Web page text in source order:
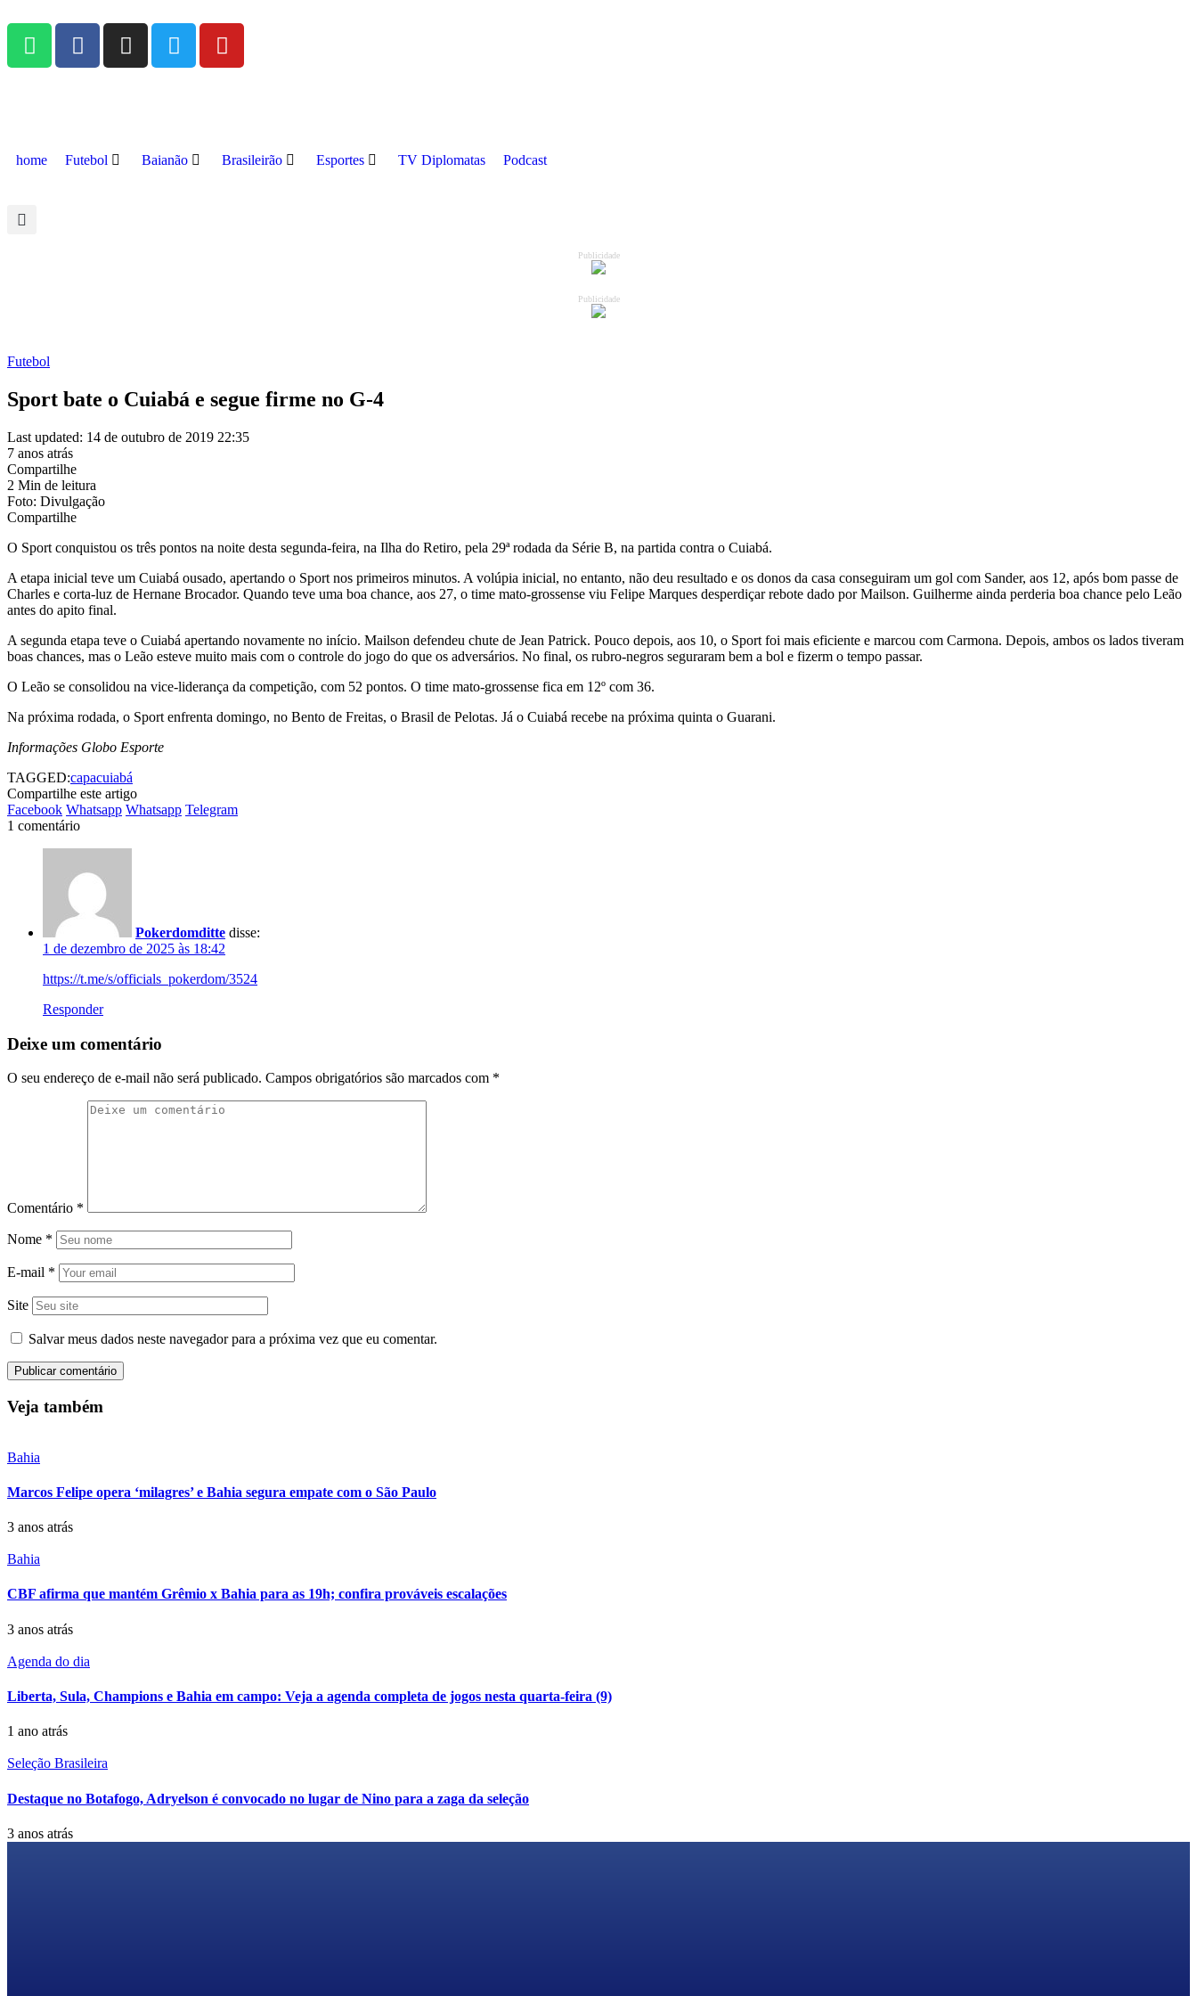
home Futebol Baianão Brasileirão Esportes TV Diplomatas Podcast
Publicidade
Publicidade
Futebol
Sport bate o Cuiabá e segue firme no G-4
Last updated: 14 de outubro de 2019 22:35
7 anos atrás
Compartilhe
2 Min de leitura
Foto: Divulgação
Compartilhe
O Sport conquistou os três pontos na noite desta segunda-feira, na Ilha do Retiro, pela 29ª rodada da Série B, na partida contra o Cuiabá.
A etapa inicial teve um Cuiabá ousado, apertando o Sport nos primeiros minutos. A volúpia inicial, no entanto, não deu resultado e os donos da casa conseguiram um gol com Sander, aos 12, após bom passe de
Charles e corta-luz de Hernane Brocador. Quando teve uma boa chance, aos 27, o time mato-grossense viu Felipe Marques desperdiçar rebote dado por Mailson. Guilherme ainda perderia boa chance pelo Leão
antes do apito final.
A segunda etapa teve o Cuiabá apertando novamente no início. Mailson defendeu chute de Jean Patrick. Pouco depois, aos 10, o Sport foi mais eficiente e marcou com Carmona. Depois, ambos os lados tiveram
boas chances, mas o Leão esteve muito mais com o controle do jogo do que os adversários. No final, os rubro-negros seguraram bem a bol e fizerm o tempo passar.
O Leão se consolidou na vice-liderança da competição, com 52 pontos. O time mato-grossense fica em 12º com 36.
Na próxima rodada, o Sport enfrenta domingo, no Bento de Freitas, o Brasil de Pelotas. Já o Cuiabá recebe na próxima quinta o Guarani.
Informações Globo Esporte
TAGGED:capacuiabá
Compartilhe este artigo
Facebook Whatsapp Whatsapp Telegram
1 comentário
Pokerdomditte disse:
1 de dezembro de 2025 às 18:42
https://t.me/s/officials_pokerdom/3524
Responder
Deixe um comentário
O seu endereço de e-mail não será publicado. Campos obrigatórios são marcados com *
Comentário *
Nome *
E-mail *
Site
Salvar meus dados neste navegador para a próxima vez que eu comentar.
Veja também
Bahia
Marcos Felipe opera ‘milagres’ e Bahia segura empate com o São Paulo
3 anos atrás
Bahia
CBF afirma que mantém Grêmio x Bahia para as 19h; confira prováveis escalações
3 anos atrás
Agenda do dia
Liberta, Sula, Champions e Bahia em campo: Veja a agenda completa de jogos nesta quarta-feira (9)
1 ano atrás
Seleção Brasileira
Destaque no Botafogo, Adryelson é convocado no lugar de Nino para a zaga da seleção
3 anos atrás